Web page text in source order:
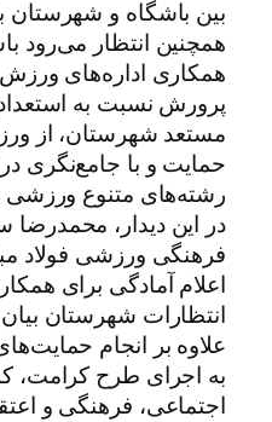
بین باشگاه و شهرستان
همچنین انتظار می‌رود
همکاری اداره‌های
پرورش نسبت به
مستعد شهرستان، از
حمایت و با جامع‌نگری
رشته‌های متنوع ورزشی
در این دیدار،
فرهنگی ورزشی فولاد
اعلام آمادگی برای
انتظارات شهرستان
علاوه بر انجام
به اجرای طرح
اجتماعی، فرهنگی و